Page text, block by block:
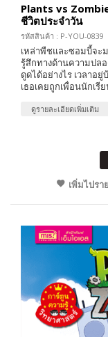
Plants vs
ชีวิตประจำวัน
รหัสสินค้า : P-YOU-0839
เหล่าพืชและซอมบี้จะ
รู้สึกทางด้านความปล
ดูดได้อย่างไร เวลาอ
เธอเคยถูกเพื่อนนักเรี
ดูรายละเอียดเพิ่มเติม
เพิ่มไปรา